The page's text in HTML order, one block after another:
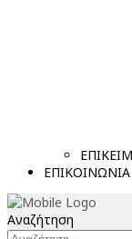
ΕΠΙΚΟΙΝΩΝΙΑ
Αναζήτηση